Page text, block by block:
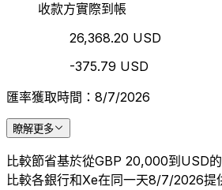
收款方實際到帳
26,368.20 USD
-375.79 USD
匯率獲取時間：8/7/2026
瞭解更多
比較節省基於從GBP 20,000到USD
比較各銀行和Xe在同一天8/7/2026提